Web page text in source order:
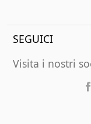
SEGUICI
Visita i nostri